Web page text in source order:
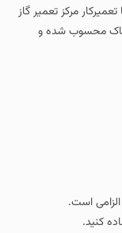
مرکز تعمیر گاز
محسوب شده و
است.
کنید.